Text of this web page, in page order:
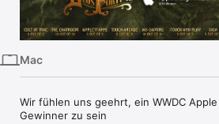
Mac
Vision
Watch
Mac
Wir fühlen uns geehrt, ein WWDC
Gewinner zu sein